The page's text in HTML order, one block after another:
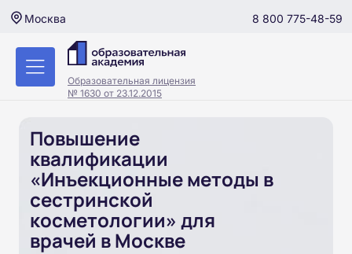
Москва 8 800 775-48-59
Образовательная лицензия
№ 1630 от 23.12.2015
Повышение
квалификации
«Инъекционные методы в
сестринской
косметологии» для
врачей в Москве